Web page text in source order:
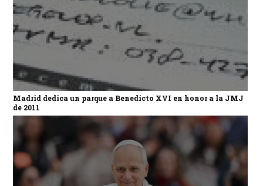
Madrid dedica un parque a Benedicto XVI en honor a la JMJ
de 2011